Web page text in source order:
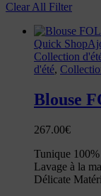
Clear All Filter
Quick Shop
Collection
d'été,
Blouse
267.00€
Tunique
Lavage à la
Délicate